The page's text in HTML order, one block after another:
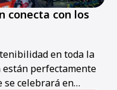
conecta con los
en toda la
están perfectamente
se celebrará en